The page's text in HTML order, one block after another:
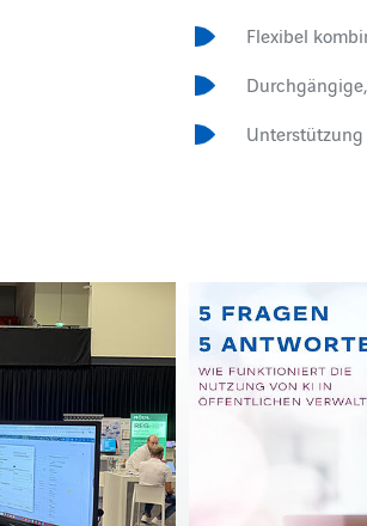
Flexibel